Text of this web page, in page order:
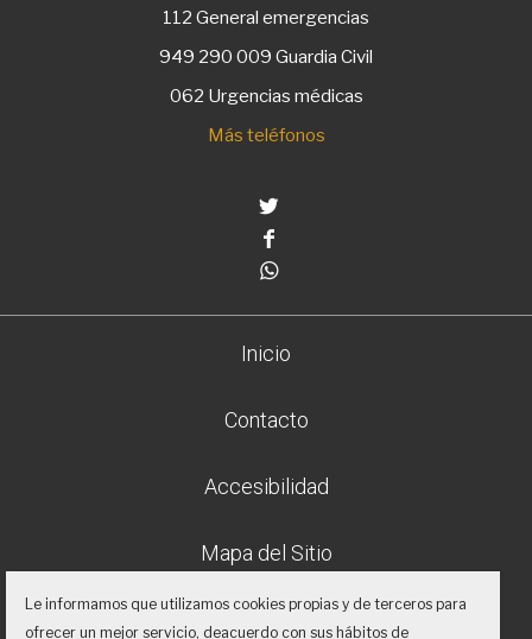
112 General emergencias
949 290 009 Guardia Civil
062 Urgencias médicas
Más teléfonos
Inicio
Contacto
Accesibilidad
Mapa del Sitio
Aviso legal
Le informamos que utilizamos cookies propias y de terceros para
ofrecer un mejor servicio, deacuerdo con sus hábitos de